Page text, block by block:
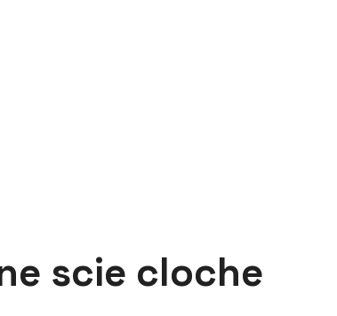
scie cloche